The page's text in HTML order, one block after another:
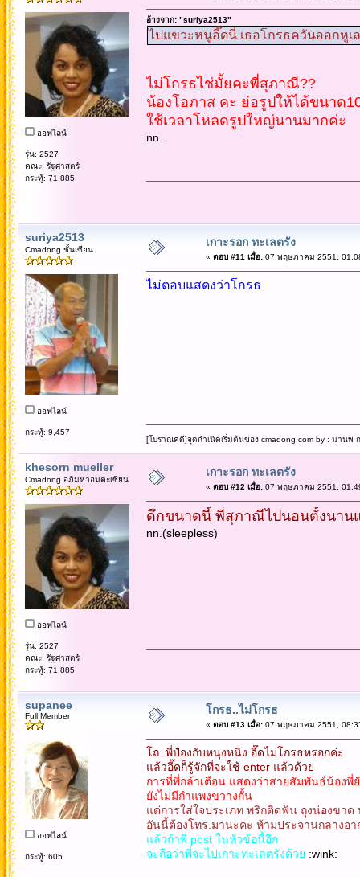
ออฟไลน์
รุ่น: 2527
คณะ: รัฐศาสตร์
กระทู้: 71,885
อ้างจาก: "suriya2513"
ไปแขวะหนูอี๊ดนี่ เธอโกรธควันออกหูเ
ไม่โกรธไช่มั้ยคะพี่สุภาณี??
น้องโอภาส คะ ย่อรูปให้ได้ขนาด
ใช้เวลาโหลดรูปใหญ่นานมากค่ะ
nn.
suriya2513
Cmadong ชั้นเซียน
ออฟไลน์
กระทู้: 9,457
เกาะรอก ทะเลตรัง
« ตอบ #11 เมื่อ:07 พฤษภาคม 2551,
ไม่ตอบแสดงว่าโกรธ
[โบราณคดี]จุดกำเนิดเริ่มต้นของ cmadong.com by : มานพ
khesorn mueller
Cmadong อภิมหาอมตะเซียน
ออฟไลน์
รุ่น: 2527
คณะ: รัฐศาสตร์
กระทู้: 71,885
เกาะรอก ทะเลตรัง
« ตอบ #12 เมื่อ:07 พฤษภาคม 2551,
ดึกขนาดนี้ พี่สุภาณีไปนอนตั้งนาน
nn.(sleepless)
supanee
Full Member
ออฟไลน์
กระทู้: 605
โกรธ..ไม่โกรธ
« ตอบ #13 เมื่อ:07 พฤษภาคม 2551,
โถ..พี่ป๋องกับหนุงหนิง อี๊ดไม่โกรธหรอกค่ะ
แล้วอี๊ดก็รู้จักที่จะใช้ enter แล้วด้วย
การที่พี่กล้าเตือน แสดงว่าสายสัมพันธ์น้องพี่
ยังไม่มีกำแพงขวางกั้น
แต่การใส่ใจประเภท พริกติดฟัน ถุงน่องขาด
อันนี้ต้องโทร.มานะคะ ห้ามประจานกลางอา
แล้วถ้าพี่ post ในหัวข้อนี้อีก
จะถือว่าพี่จะไปเกาะทะเลตรังด้วย :wink: